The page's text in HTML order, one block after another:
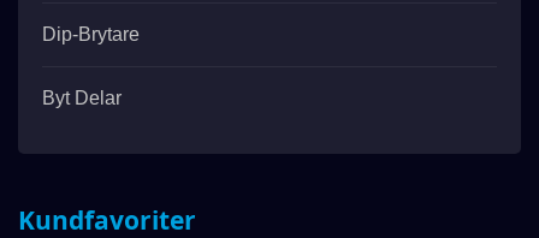
Dip-Brytare
Byt Delar
Kundfavoriter